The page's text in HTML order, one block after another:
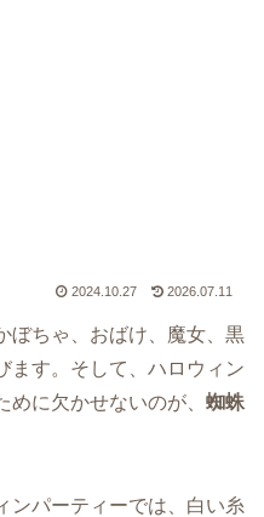
2024.10.27 2026.07.11
ぼちゃ、おばけ、魔女、黒
ます。そして、ハロウィン
に欠かせないのが、 蜘蛛
ンパーティーでは、白い糸